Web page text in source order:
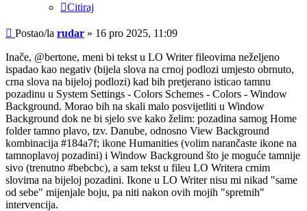
Citiraj
Post
Postao/la rudar » 16 pro 2025, 11:09
Inače, @bertone, meni bi tekst u LO Writer fileovima neželjeno
ispadao kao negativ (bijela slova na crnoj podlozi umjesto obrnuto,
crna slova na bijeloj podlozi) kad bih pretjerano isticao tamnu
pozadinu u System Settings - Colors Schemes - Colors - Window
Background. Morao bih na skali malo posvijetliti u Window
Background dok ne bi sjelo sve kako želim: pozadina samog Home
folder tamno plavo, tzv. Danube, odnosno View Background
kombinacija #184a7f; ikone Humanities (volim narančaste ikone na
tamnoplavoj pozadini) i Window Background što je moguće tamnije
sivo (trenutno #bebcbc), a sam tekst u fileu LO Writera crnim
slovima na bijeloj pozadini. Ikone u LO Writer nisu mi nikad "same
od sebe" mijenjale boju, pa niti nakon ovih mojih "spretnih"
intervencija.